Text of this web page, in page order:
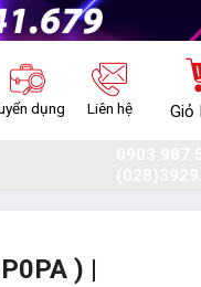
dụng Liên hệ Giỏ
) |